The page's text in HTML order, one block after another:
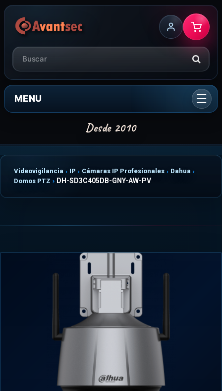
MENU
Videovigilancia IP Cámaras IP Profesionales
Dahua
Domos PTZ
DH-SD3C405DB-GNY-AW-PV